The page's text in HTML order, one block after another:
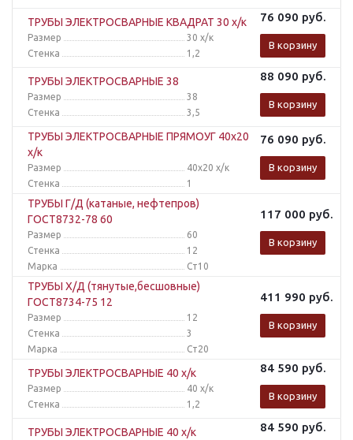
ТРУБЫ ЭЛЕКТРОСВАРНЫЕ КВАДРАТ 30 х/к
Размер
30 х/к
Стенка
1,2
76 090 руб.
В корзину
ТРУБЫ ЭЛЕКТРОСВАРНЫЕ 38
Размер
38
Стенка
3,5
88 090 руб.
В корзину
ТРУБЫ ЭЛЕКТРОСВАРНЫЕ ПРЯМОУГ 40x20
х/к
Размер
40x20 х/к
Стенка
1
76 090 руб.
В корзину
ТРУБЫ Г/Д (катаные, нефтепров)
ГОСТ8732-78 60
Размер
60
Стенка
12
Марка
Ст10
117 000 руб.
В корзину
ТРУБЫ Х/Д (тянутые,бесшовные)
ГОСТ8734-75 12
Размер
12
Стенка
3
Марка
Ст20
411 990 руб.
В корзину
ТРУБЫ ЭЛЕКТРОСВАРНЫЕ 40 х/к
Размер
40 х/к
Стенка
1,2
84 590 руб.
В корзину
ТРУБЫ ЭЛЕКТРОСВАРНЫЕ 40 х/к 84 590 руб.